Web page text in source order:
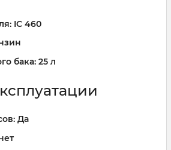
IC 460
бака: 25 л
Да